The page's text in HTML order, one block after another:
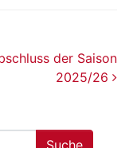
der Saison
2025/26